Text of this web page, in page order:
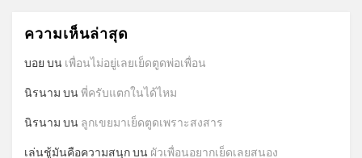
ความเห็นล่าสุด
บอย บน เพื่อนไม่อยู่เลยเย็ดตูดพ่อเพื่อน
นิรนาม บนพี่ครับแตกในได้ไหม
นิรนาม บน ลูกเขยมาเย็ดตูดเพราะสงสาร
เล่นชู้มันคือความสนุกบน ผัวเพื่อนอยากเย็ดเลยสนอง